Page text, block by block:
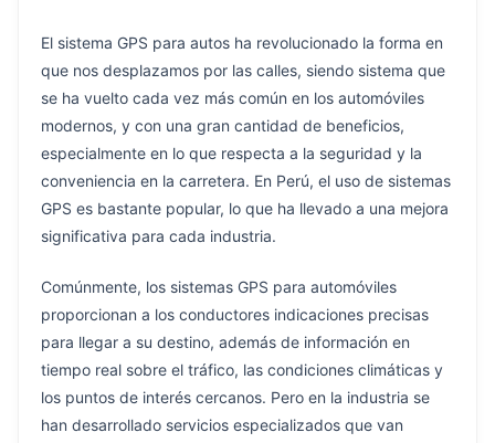
El sistema GPS para autos ha revolucionado la forma en
que nos desplazamos por las calles, siendo sistema que
se ha vuelto cada vez más común en los automóviles
modernos, y con una gran cantidad de beneficios,
especialmente en lo que respecta a la seguridad y la
conveniencia en la carretera. En Perú, el uso de sistemas
GPS es bastante popular, lo que ha llevado a una mejora
significativa para cada industria.
Comúnmente, los sistemas GPS para automóviles
proporcionan a los conductores indicaciones precisas
para llegar a su destino, además de información en
tiempo real sobre el tráfico, las condiciones climáticas y
los puntos de interés cercanos. Pero en la industria se
han desarrollado servicios especializados que van